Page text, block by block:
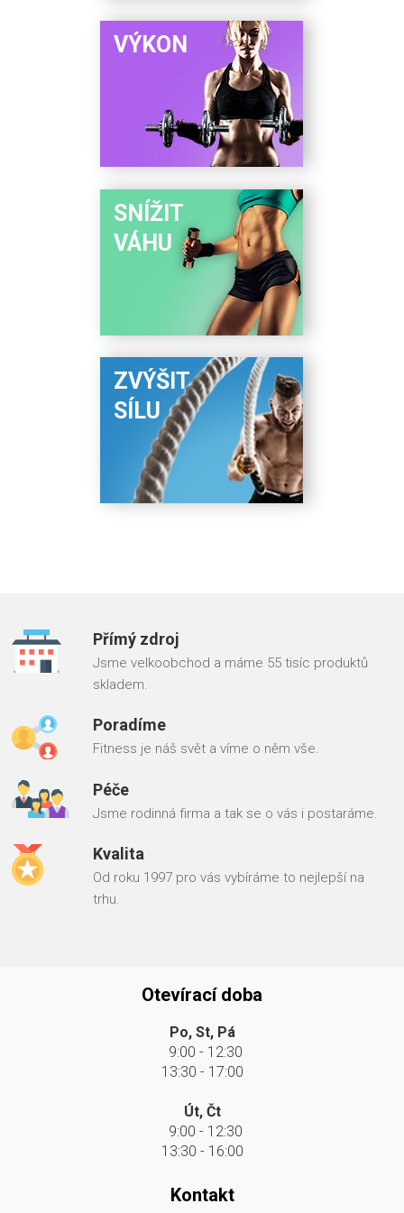
VÝKON
SNÍŽIT
VÁHU
ZVÝŠIT
SÍLU
Přímý zdroj
Jsme velkoobchod a máme 55 tisíc produktů
skladem.
Poradíme
Fitness je náš svět a víme o něm vše.
Péče
Jsme rodinná firma a tak se o vás i postaráme.
Kvalita
Od roku 1997 pro vás vybíráme to nejlepší na
trhu.
Otevírací doba
Po, St, Pá
9:00 - 12:30
13:30 - 17:00
Út, Čt
9:00 - 12:30
13:30 - 16:00
Kontakt